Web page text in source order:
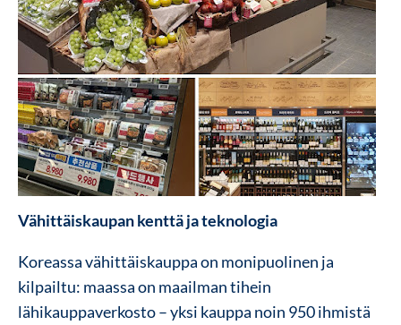
Vähittäiskaupan kenttä ja teknologia
Koreassa vähittäiskauppa on monipuolinen ja
kilpailtu: maassa on maailman tihein
lähikauppaverkosto – yksi kauppa noin 950 ihmistä